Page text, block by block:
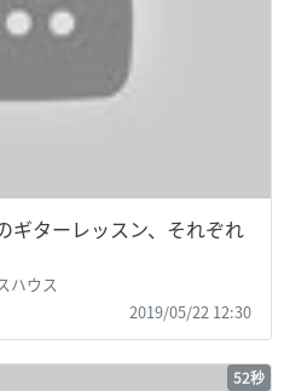
ギターレッスン、それぞれ
ハウス
2019/05/22 12:30
52秒